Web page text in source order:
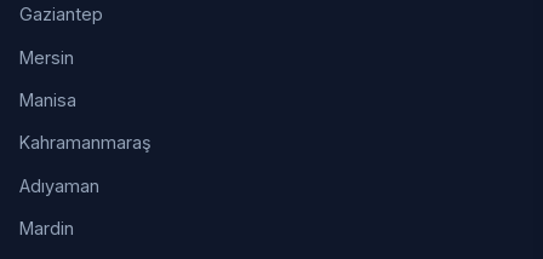
Gaziantep
Mersin
Manisa
Kahramanmaraş
Adıyaman
Mardin